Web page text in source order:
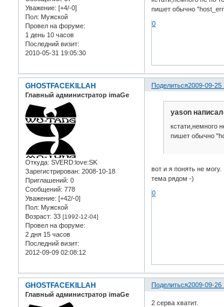
Уважение: [+4/-0]
Пол: Мужской
Провел на форуме:
1 день 10 часов
Последний визит:
2010-05-31 19:05:30
пишет обычно
0
Поделиться2009-09-25
GHOSTFACEKILLAH
Главный администратор imaGe
Откуда: SVERD:love:SK
Зарегистрирован: 2008-10-18
Приглашений: 0
Сообщений: 778
Уважение: [+42/-0]
Пол: Мужской
Возраст: 33 [1992-12-04]
Провел на форуме:
2 дня 15 часов
Последний визит:
2012-09-09 02:08:12
yason
кстати,немного
пишет обычно
вот и я понять не могу.
тема рядом -)
0
Поделиться2009-09-26
GHOSTFACEKILLAH
Главный администратор imaGe
2 серва хватит.